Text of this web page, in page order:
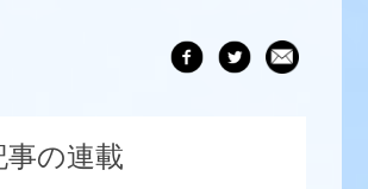
事の連載